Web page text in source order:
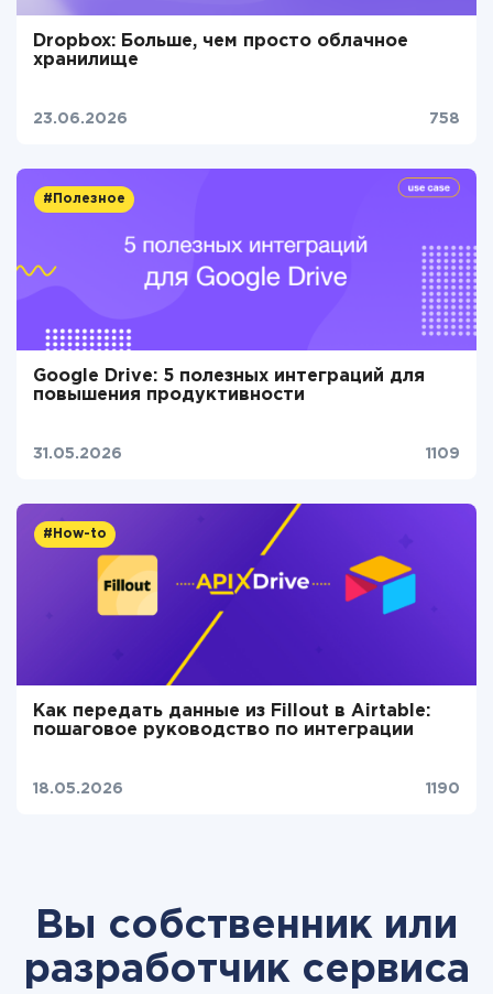
Dropbox: Больше, чем просто облачное
хранилище
23.06.2026 758
#Полезное
Google Drive: 5 полезных интеграций для
повышения продуктивности
31.05.2026 1109
#How-to
Как передать данные из Fillout в Airtable:
пошаговое руководство по интеграции
18.05.2026 1190
Вы собственник или
разработчик сервиса